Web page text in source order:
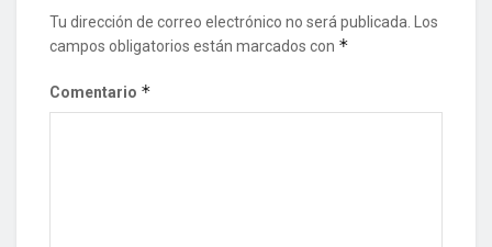
Tu dirección de correo electrónico no será publicada.
Los
campos obligatorios están marcados con *
Comentario *